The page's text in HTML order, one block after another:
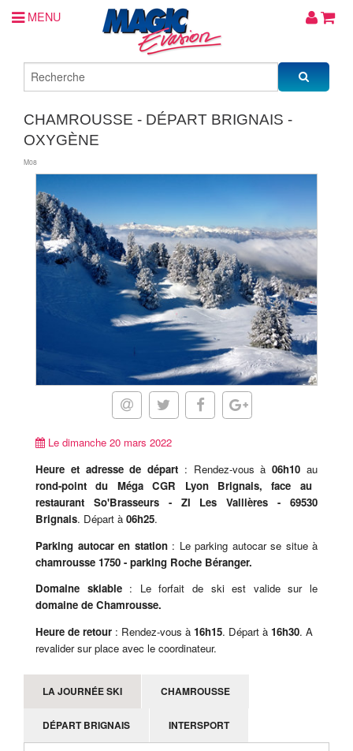
MENU
CHAMROUSSE - DÉPART BRIGNAIS -
OXYGÈNE
M08
Le dimanche 20 mars 2022
Heure et adresse de départ : Rendez-vous à06h10 au
rond-point du Méga CGR Lyon Brignais, face au
restaurant So'Brasseurs - ZI Les Vallières - 69530
Brignais. Départ à 06h25.
Parking autocar en station: Le parking autocar se situe à
chamrousse 1750 - parking Roche Béranger.
Domaine skiable: Le forfait de ski est valide sur le
domaine de Chamrousse.
Heure de retour : Rendez-vous à 16h15. Départ à 16h30. A
revalider sur place avec le coordinateur.
LA JOURNÉE SKI CHAMROUSSE
DÉPART BRIGNAIS INTERSPORT